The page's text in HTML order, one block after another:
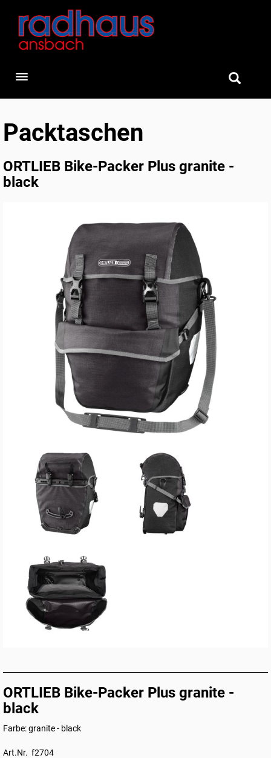
Toggle navigation
Packtaschen
ORTLIEB Bike-Packer Plus granite -
black
ORTLIEB Bike-Packer Plus granite -
black
Farbe: granite - black
Art.Nr. f2704